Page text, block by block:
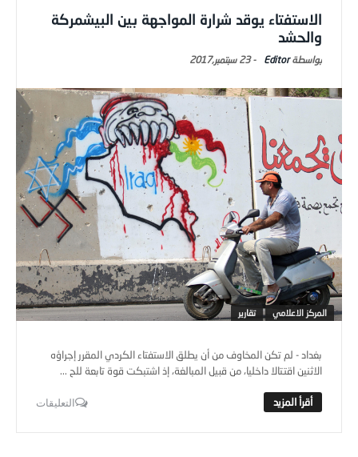
الاستفتاء يوقد شرارة المواجهة بين البيشمركة
والحشد
Editor
-23 سبتمبر,2017
المركز الاعلامي تقارير
بغداد - لم تكن المخاوف من أن يطلق الاستفتاء الكردي المقرر إجراؤه
الاثنين اقتتالا داخليا، من قبيل المبالغة، إذ اشتبكت قوة تابعة للح ...
التعليقات